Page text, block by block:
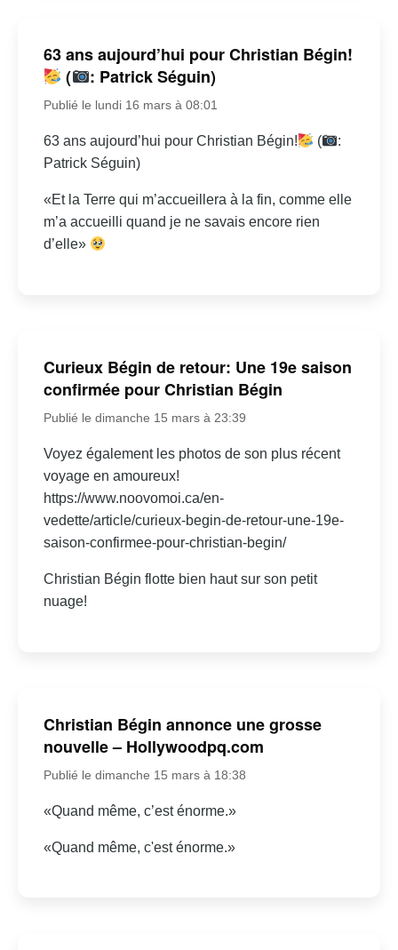
63 ans aujourd’hui pour Christian Bégin!
(
: Patrick Séguin)
Publié le lundi 16 mars à 08:01
63 ans aujourd’hui pour Christian Bégin! (
:
Patrick Séguin)
«Et la Terre qui m’accueillera à la fin, comme elle
m’a accueilli quand je ne savais encore rien
d’elle»
Curieux Bégin de retour: Une 19e saison
confirmée pour Christian Bégin
Publié le dimanche 15 mars à 23:39
Voyez également les photos de son plus récent
voyage en amoureux!
https://www.noovomoi.ca/en-
vedette/article/curieux-begin-de-retour-une-19e-
saison-confirmee-pour-christian-begin/
Christian Bégin flotte bien haut sur son petit
nuage!
Christian Bégin annonce une grosse
nouvelle – Hollywoodpq.com
Publié le dimanche 15 mars à 18:38
«Quand même, c’est énorme.»
«Quand même, c'est énorme.»